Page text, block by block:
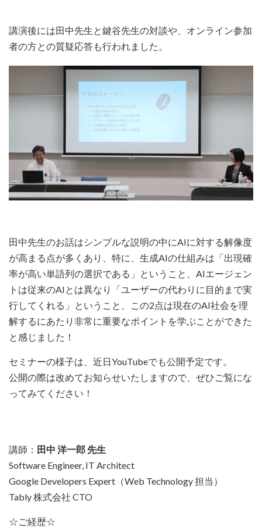
講演後には田中先生と鍵谷先生の対談や、オンライン参加
者の方との質疑応答も行われました。
田中先生のお話はシンプルな説明の中にAIに対する解像度
が高まる点が多くあり、特に、生成AIの仕組みは「出現確
率が高い単語列の選択である」ということ、AIエージェン
トは従来のAIとは異なり「ユーザーの代わりに目的まで実
行してくれる」ということ、この2点は現在のAI社会を理
解するにあたり非常に重要なポイントを学ぶことができた
と感じました！
セミナーの様子は、近日YouTubeでも公開予定です。
公開の際は改めてお知らせいたしますので、ぜひご覧にな
ってみてください！
講師： 田中 洋一郎 先生
Software Engineer, IT Architect
Google Developers Expert（Web Technology 担当）
Tably 株式会社 CTO
☆ご経歴☆